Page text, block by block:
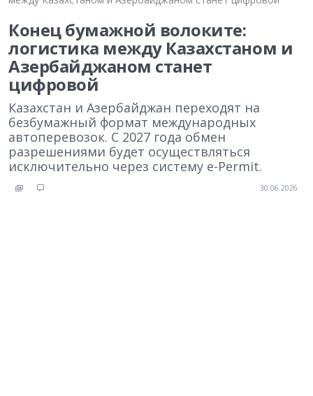
Конец бумажной волоките:
логистика между Казахстаном и
Азербайджаном станет
цифровой
Казахстан и Азербайджан переходят на
безбумажный формат международных
автоперевозок. С 2027 года обмен
разрешениями будет осуществляться
исключительно через систему e-Permit.
30.06.2026